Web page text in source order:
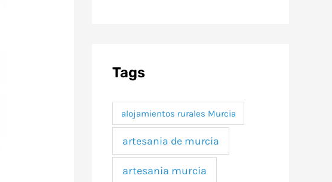
Tags
alojamientos rurales Murcia
artesania de murcia
artesania murcia